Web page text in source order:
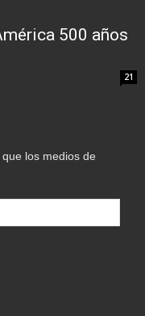
500 años
21
los medios de